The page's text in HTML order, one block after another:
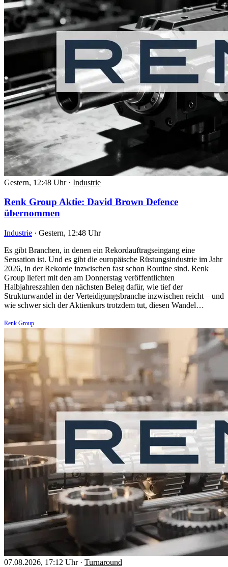
Gestern, 12:48 Uhr · Industrie
Renk Group Aktie: David Brown Defence
übernommen
Industrie · Gestern, 12:48 Uhr
Es gibt Branchen, in denen ein Rekordauftragseingang eine
Sensation ist. Und es gibt die europäische Rüstungsindustrie im Jahr
2026, in der Rekorde inzwischen fast schon Routine sind. Renk
Group liefert mit den am Donnerstag veröffentlichten
Halbjahreszahlen den nächsten Beleg dafür, wie tief der
Strukturwandel in der Verteidigungsbranche inzwischen reicht – und
wie schwer sich der Aktienkurs trotzdem tut, diesen Wandel…
Renk Group
07.08.2026, 17:12 Uhr · Turnaround